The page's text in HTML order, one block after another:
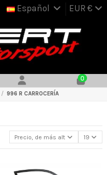
Español EUR €
0
996 R CARROCERÍA
Precio, de más alto a más bajo
19